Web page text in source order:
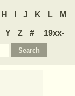
H J K L M
Y Z #
19xx-